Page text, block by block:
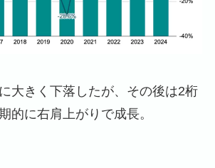
大きく下落したが、その後は2桁
的に右肩上がりで成長。